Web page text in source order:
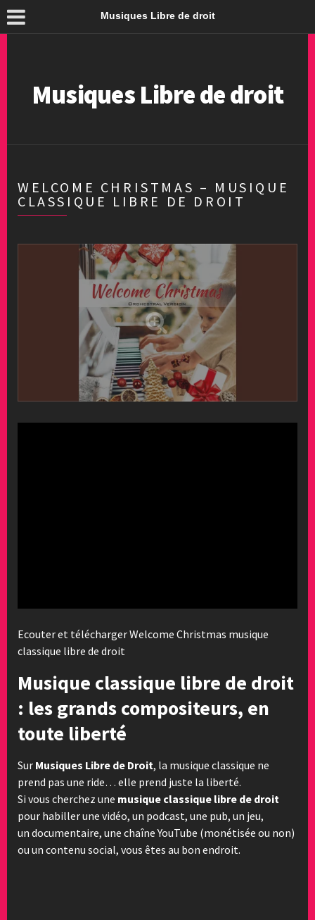
Musiques Libre de droit
Musiques Libre de droit
WELCOME CHRISTMAS – MUSIQUE
CLASSIQUE LIBRE DE DROIT
Ecouter et télécharger Welcome Christmas musique
classique libre de droit
Musique classique libre de droit
: les grands compositeurs, en
toute liberté
Sur Musiques Libre de Droit, la musique classique ne
prend pas une ride… elle prend juste la liberté.
Si vous cherchez une musique classique libre de droit
pour habiller une vidéo, un podcast, une pub, un jeu,
un documentaire, une chaîne YouTube (monétisée ou non)
ou un contenu social, vous êtes au bon endroit.